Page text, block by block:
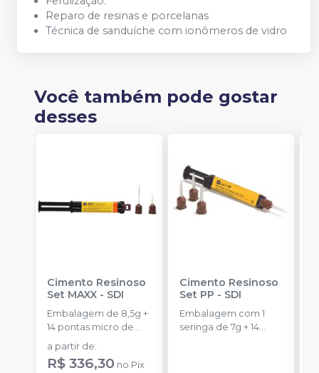
Reparo de resinas e porcelanas
Técnica de sanduíche com ionômeros de vidro
Você também pode gostar
desses
Cimento Resinoso
Set MAXX - SDI
Embalagem de 8,5g +
14 pontas micro de
automistura + 4
pontas
a partir de:
R$ 336,30 no Pix
Cimento Resinoso
Set PP - SDI
Embalagem com 1
seringa de 7g + 14